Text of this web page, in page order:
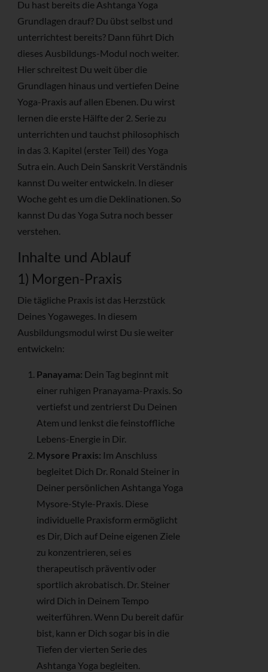
Du hast bereits die Ashtanga Yoga
Grundlagen drauf? Du übst selbst und
unterrichtest bereits? Dann führt Dich
dieses Ausbildungs-Modul noch weiter.
Hier schreitest Du weit über die
Grundlagen hinaus und vertiefen Deine
Yoga-Praxis auf allen Ebenen. Du wirst
lernen die erste Hälfte der 2. Serie zu
unterrichten und tauchst philosophisch
in das 3. Kapitel (erster Teil) des Yoga
Sutra ein. Auch Dein Sanskrit Verständnis
kannst Du weiter entwickeln. In dieser
Woche geht es um die Deklinationen. So
kannst Du das Yoga Sutra noch besser
verstehen.
Inhalte und Ablauf
1) Morgen-Praxis
Die tägliche Praxis ist das Herzstück
Deines Yogaweges. In diesem
Ausbildungsmodul wirst Du sie weiter
entwickeln:
Panayama: Dein Tag beginnt mit
einer ruhigen Pranayama-Praxis. So
vertiefst und zentrierst Du Deinen
Atem und lenkst die feinstoffliche
Lebens-Energie in Dir.
Mysore Praxis: Im Anschluss
begleitet Dich Dr. Ronald Steiner in
Deiner persönlichen Ashtanga Yoga
Mysore-Style-Praxis. Diese
individuelle Praxisform ermöglicht
es Dir, Dich auf Deine eigenen Ziele
zu konzentrieren, sei es
therapeutisch präventiv oder
sportlich akrobatisch. Dr. Steiner
wird Dich in Deinem Tempo
weiterführen. Wenn Du bereit dafür
bist, kann er Dich sogar bis in die
Tiefen der vierten Serie des
Ashtanga Yoga begleiten.